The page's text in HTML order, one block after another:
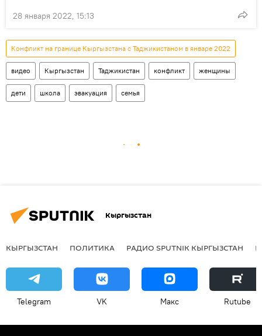
28 января 2022, 15:13
Конфликт на границе Кыргызстана с Таджикистаном в январе 2022
видео Кыргызстан Таджикистан конфликт женщины
дети школа эвакуация семья
Кыргызстан
КЫРГЫЗСТАН ПОЛИТИКА РАДИО SPUTNIK КЫРГЫЗСТАН
Telegram VK Макс Rutube